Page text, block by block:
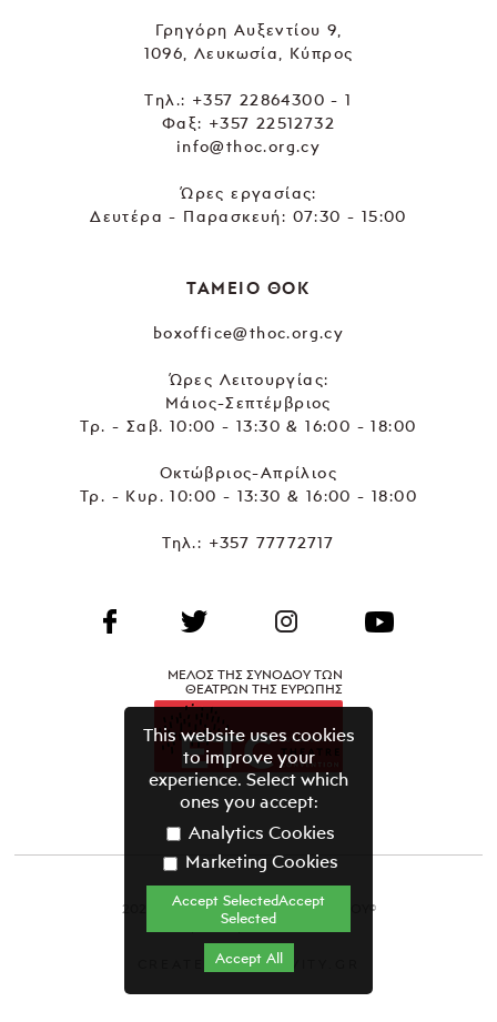
Γρηγόρη Αυξεντίου 9,
1096, Λευκωσία, Κύπρος
Tηλ.: +357 22864300 - 1
Φαξ: +357 22512732
info@thoc.org.cy
Ώρες εργασίας:
Δευτέρα - Παρασκευή: 07:30 - 15:00
ΤΑΜΕΙΟ ΘΟΚ
boxoffice@thoc.org.cy
Ώρες Λειτουργίας:
Μάιος-Σεπτέμβριος
Τρ. - Σαβ. 10:00 - 13:30 & 16:00 - 18:00
Οκτώβριος-Απρίλιος
Τρ. - Κυρ. 10:00 - 13:30 & 16:00 - 18:00
Τηλ.: +357 77772717
ΜΕΛΟΣ ΤΗΣ ΣΥΝΟΔΟΥ ΤΩΝ
ΘΕΑΤΡΩΝ ΤΗΣ ΕΥΡΩΠΗΣ
2021 ΘΕΑΤΡΙΚΟΣ ΟΡΓΑΝΙΣΜΟΣ ΚΥΠΡΟΥ©
Όροι & Προϋποθέσεις
CREATED BY GRAVITY.GR
This website uses cookies
to improve your
experience. Select which
ones you accept:
Analytics Cookies
Marketing Cookies
Accept SelectedAccept
Selected
Accept All